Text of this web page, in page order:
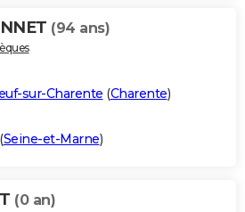
(94 ans)
sur-Charente (Charente)
(Seine-et-Marne)
(0 an)